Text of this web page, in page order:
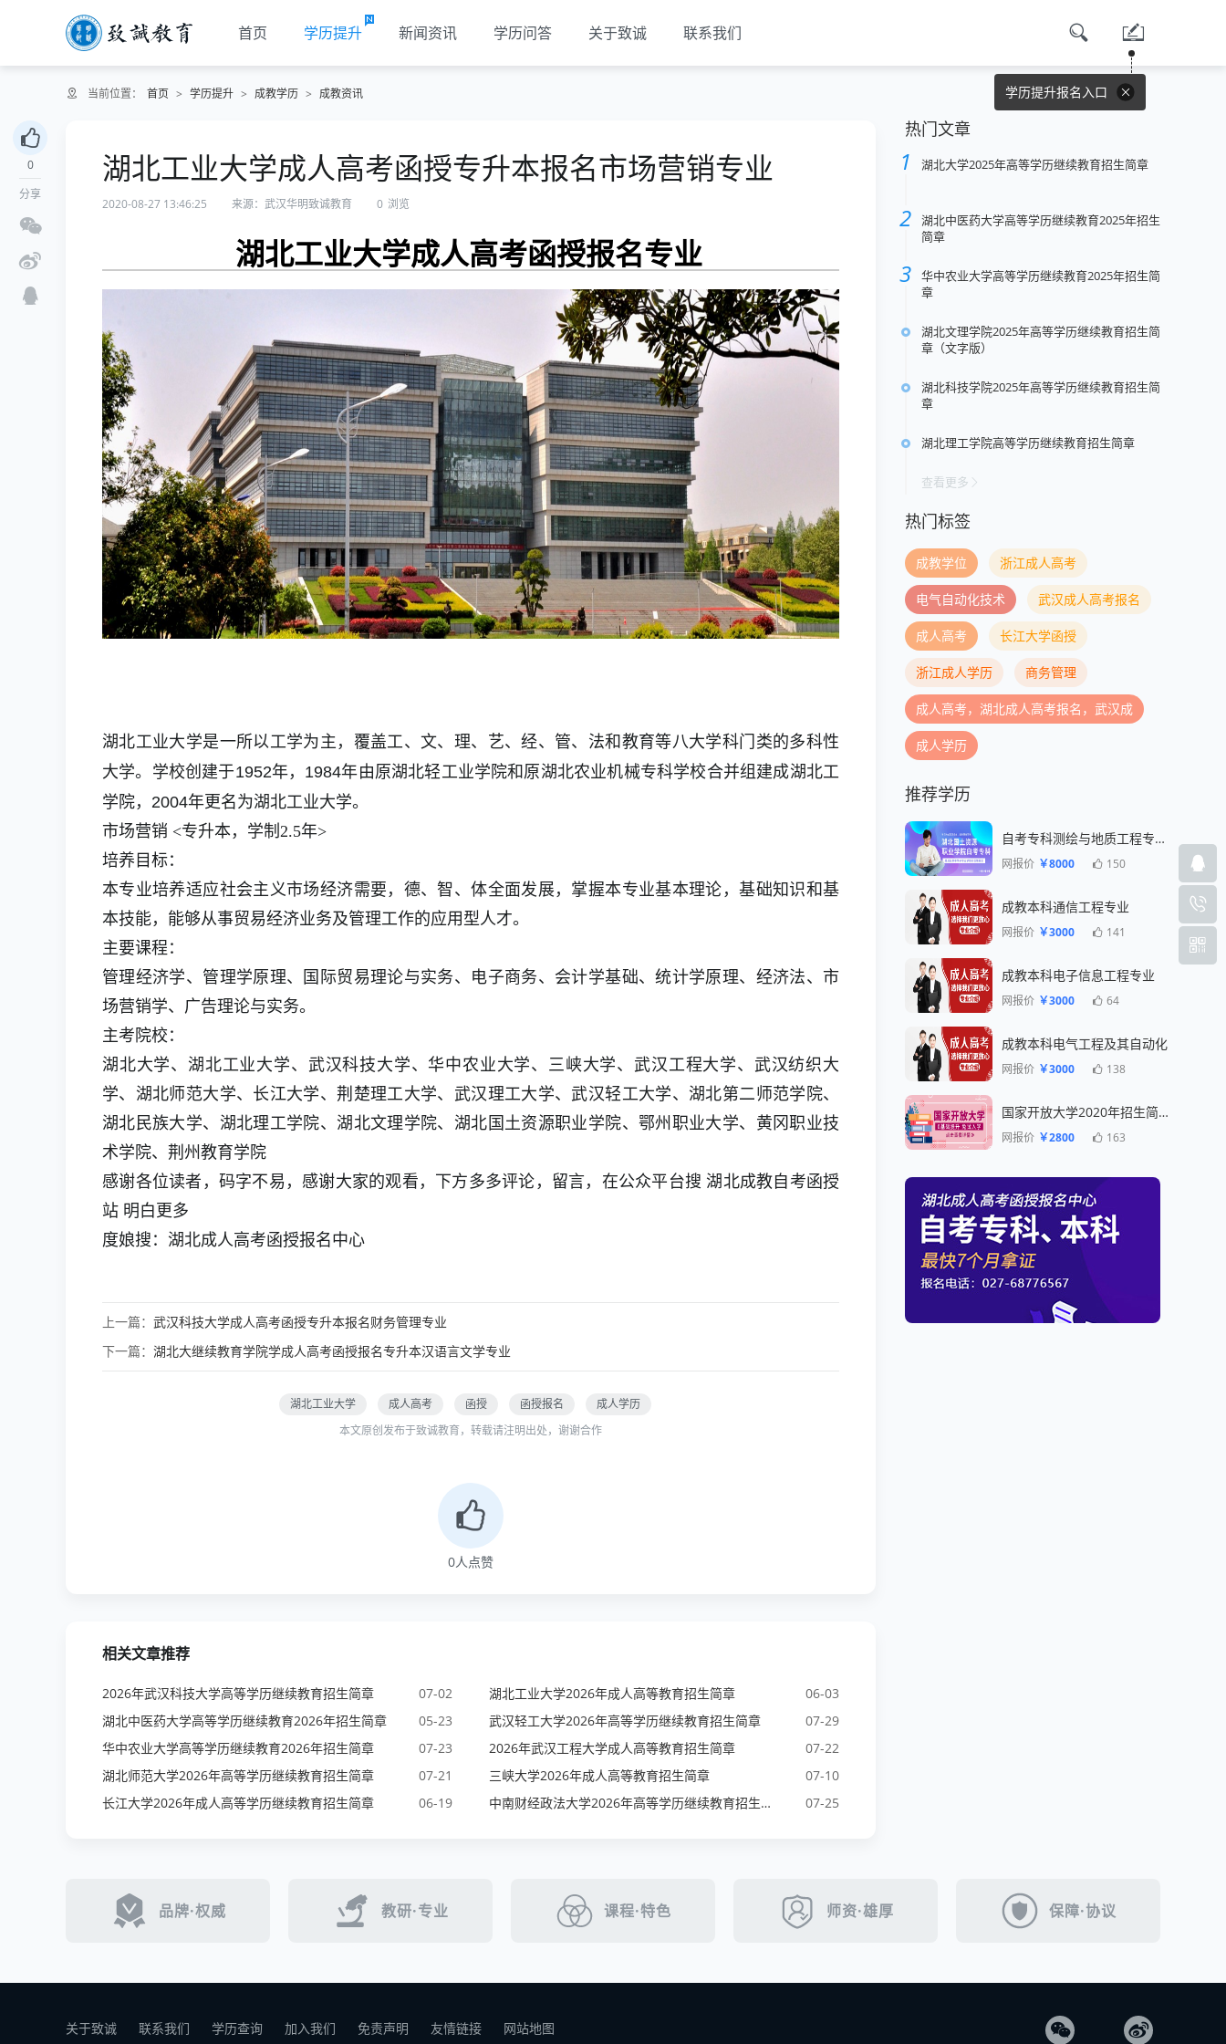
首页 学历提升 新闻资讯 学历问答 关于致诚 联系我们
学历提升报名入口
当前位置： 首页 > 学历提升 > 成教学历 > 成教资讯
0
分享
湖北工业大学成人高考函授专升本报名市场营销专业
2020-08-27 13:46:25 来源：武汉华明致诚教育 0 浏览
湖北工业大学成人高考函授报名专业
湖北工业大学是一所以工学为主，覆盖工、文、理、艺、经、管、法和教育等八大学科门类的多科性
大学。学校创建于1952年，1984年由原湖北轻工业学院和原湖北农业机械专科学校合并组建成湖北工
学院，2004年更名为湖北工业大学。
市场营销 <专升本，学制2.5年>
培养目标：
本专业培养适应社会主义市场经济需要，德、智、体全面发展，掌握本专业基本理论，基础知识和基
本技能，能够从事贸易经济业务及管理工作的应用型人才。
主要课程：
管理经济学、管理学原理、国际贸易理论与实务、电子商务、会计学基础、统计学原理、经济法、市
场营销学、广告理论与实务。
主考院校：
湖北大学、湖北工业大学、武汉科技大学、华中农业大学、三峡大学、武汉工程大学、武汉纺织大
学、湖北师范大学、长江大学、荆楚理工大学、武汉理工大学、武汉轻工大学、湖北第二师范学院、
湖北民族大学、湖北理工学院、湖北文理学院、湖北国土资源职业学院、鄂州职业大学、黄冈职业技
术学院、荆州教育学院
感谢各位读者，码字不易，感谢大家的观看，下方多多评论，留言，在公众平台搜 湖北成教自考函授
站 明白更多
度娘搜：湖北成人高考函授报名中心
上一篇： 武汉科技大学成人高考函授专升本报名财务管理专业
下一篇： 湖北大继续教育学院学成人高考函授报名专升本汉语言文学专业
湖北工业大学 成人高考 函授 函授报名
成人学历
本文原创发布于致诚教育，转载请注明出处，谢谢合作
0人点赞
相关文章推荐
07-02
2026年武汉科技大学高等学历继续教育招生简章 06-03
湖北工业大学2026年成人高等教育招生简章
05-23
湖北中医药大学高等学历继续教育2026年招生简章 07-29
武汉轻工大学2026年高等学历继续教育招生简章
07-23
华中农业大学高等学历继续教育2026年招生简章 07-22
2026年武汉工程大学成人高等教育招生简章
07-21
湖北师范大学2026年高等学历继续教育招生简章 07-10
三峡大学2026年成人高等教育招生简章
06-19
长江大学2026年成人高等学历继续教育招生简章 07-25
中南财经政法大学2026年高等学历继续教育招生简章
热门文章
湖北大学2025年高等学历继续教育招生简章
湖北中医药大学高等学历继续教育2025年招生
简章
华中农业大学高等学历继续教育2025年招生简
章
湖北文理学院2025年高等学历继续教育招生简
章（文字版）
湖北科技学院2025年高等学历继续教育招生简
章
湖北理工学院高等学历继续教育招生简章
查看更多
热门标签
成教学位 浙江成人高考
电气自动化技术 武汉成人高考报名
成人高考 长江大学函授
浙江成人学历 商务管理
成人高考，湖北成人高考报名，武汉成
成人学历
推荐学历
自考专科测绘与地质工程专业一年毕业
网报价 ￥8000 150
成教本科通信工程专业
网报价 ￥3000 141
成教本科电子信息工程专业
网报价 ￥3000 64
成教本科电气工程及其自动化
网报价 ￥3000 138
国家开放大学2020年招生简章
网报价 ￥2800 163
品牌·权威 教研·专业 课程·特色 师资·雄厚 保障·协议
关于致诚 联系我们 学历查询 加入我们 免责声明 友情链接 网站地图